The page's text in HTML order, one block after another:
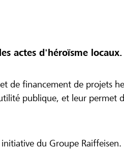
actes d'héroïsme locaux.
de financement de projets
publique, et leur permet
du Groupe